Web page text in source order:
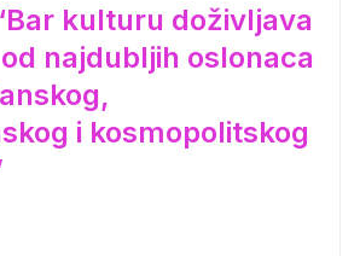
kulturu doživljava
najdubljih oslonaca
i kosmopolitskog